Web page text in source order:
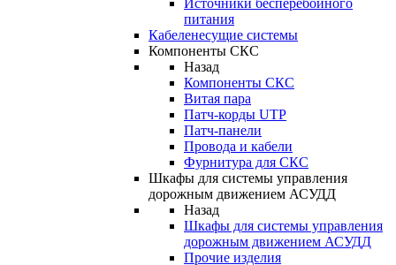
Источники бесперебойного
питания
Кабеленесущие системы
Компоненты СКС
Назад
Компоненты СКС
Витая пара
Патч-корды UTP
Патч-панели
Провода и кабели
Фурнитура для СКС
Шкафы для системы управления
дорожным движением АСУДД
Назад
Шкафы для системы управления
дорожным движением АСУДД
Прочие изделия